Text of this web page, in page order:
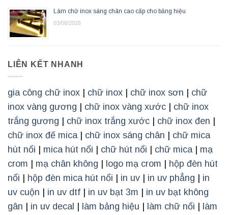
Làm chữ inox sáng chân cao cấp cho bảng hiệu
03/08/2026
LIÊN KẾT NHANH
gia công chữ inox chữ inox chữ inox sơn
chữ
inox vàng gương
chữ inox vàng xước
chữ inox
trắng gương
chữ inox trắng xước chữ inox đen
chữ inox đế mica| chữ inox sáng chân
chữ mica
hút nổi
mica hút nổi chữ hút nổi chữ mica| mạ
crom
mạ chân không logo mạ crom
hộp đèn hút
nổi
hộp đèn mica hút nổi in uv in uv phẳng
in
uv cuộn
in uv dtf in uv bạt 3m
in uv bạt không
gân
in uv decal làm bảng hiệu làm chữ nổi
làm